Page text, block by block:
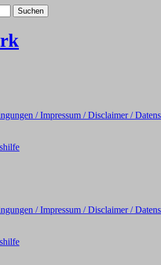
/ Impressum / Disclaimer /
/ Impressum / Disclaimer /